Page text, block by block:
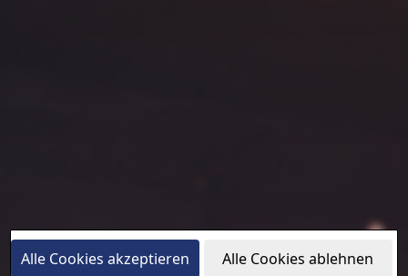
Alle Cookies akzeptieren Alle Cookies ablehnen